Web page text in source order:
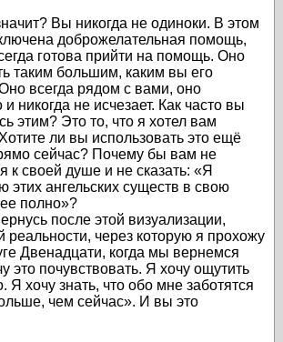
Вы никогда не одиноки. В этом
доброжелательная помощь,
готова прийти на помощь. Оно
таким большим, каким вы его
всегда рядом с вами, оно
и никогда не исчезает. Как часто вы
этим? Это то, что я хотел вам
ли вы использовать это ещё
сейчас? Почему бы вам не
к своей душе и не сказать: «Я
этих ангельских существ в свою
полно»?
после этой визуализации,
реальности, через которую я прохожу
Двенадцати, когда мы вернемся
это почувствовать. Я хочу ощутить
Я хочу знать, что обо мне заботятся
чем сейчас». И вы это